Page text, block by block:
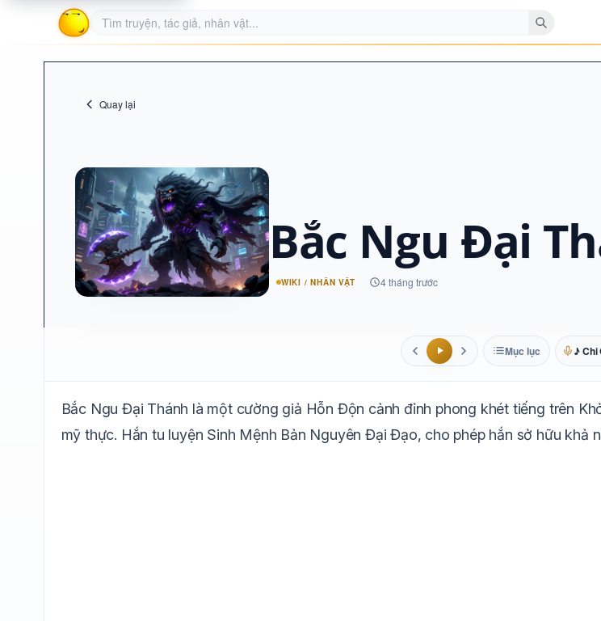
Quay lại
Bắc Ngu Đại
WIKI / NHÂN VẬT 4 tháng trước
Mục lục ♪ Chị
Trắng Ngà Vàng Ghi
Bắc Ngu Đại Thánh là một cường giả Hỗn Độn cảnh đỉnh phong khét tiếng trên
mỹ thực. Hắn tu luyện Sinh Mệnh Bản Nguyên Đại Đạo, cho phép hắn sở hữu khả